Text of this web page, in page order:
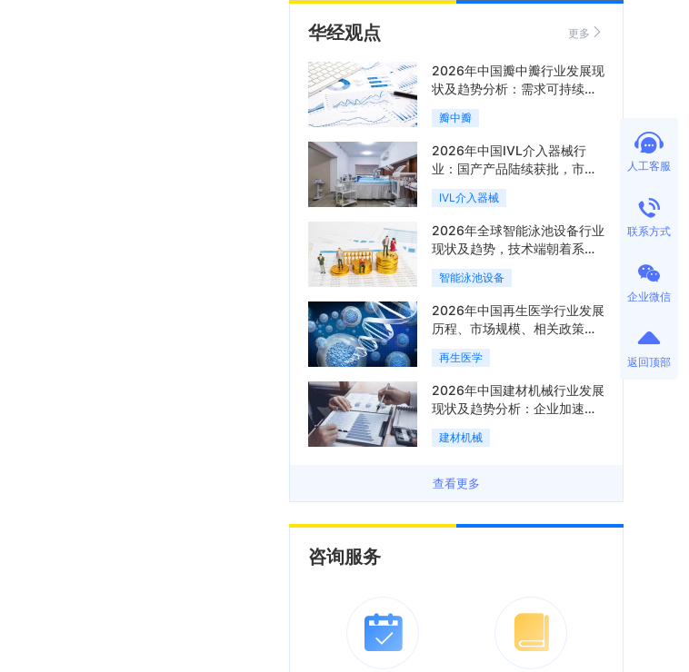
华经观点 更多
2026年中国瓣中瓣行业发展现
状及趋势分析：需求可持续释
放，市场发展前景良好「图」
瓣中瓣
2026年中国IVL介入器械行
业：国产产品陆续获批，市场
将进入持续高增长阶段「图」
IVL介入器械
2026年全球智能泳池设备行业
现状及趋势，技术端朝着系统
集成、绿色节能方向迭代
「图」
智能泳池设备
2026年中国再生医学行业发展
历程、市场规模、相关政策、
产业链、竞争格局及发展潜力
分析「图」
再生医学
2026年中国建材机械行业发展
现状及趋势分析：企业加速向
“装备+系统+服务”综合服务商
转型「图」
建材机械
查看更多
咨询服务
人工客服
联系方式
企业微信
返回顶部